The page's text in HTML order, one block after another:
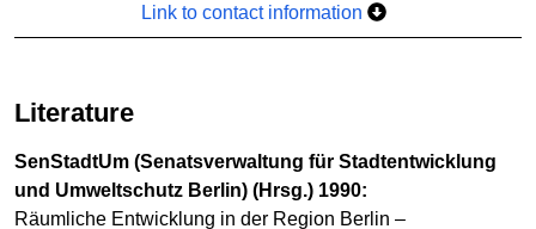
Link to contact information
Literature
SenStadtUm (Senatsverwaltung für Stadtentwicklung
und Umweltschutz Berlin) (Hrsg.) 1990:
Räumliche Entwicklung in der Region Berlin –